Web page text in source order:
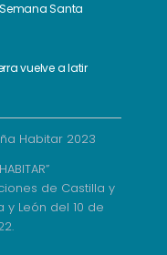
Santa
vuelve a latir
Habitar 2023
de Castilla y
y León del 10 de